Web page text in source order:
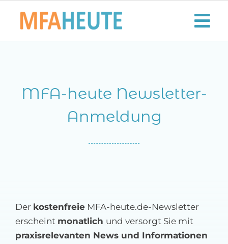
Inhalt
Aktuelles
Der MFA-Beruf
Kontaktieren Sie uns!
MFA-heute Newsletter-Anmeldung
MFA-heute Newsletter-
Anmeldung
Der kostenfreieMFA-heute.de-Newsletter
erscheint monatlich und versorgt Sie mit
praxisrelevanten News und Informationen